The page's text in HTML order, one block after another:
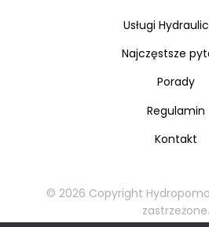
Usługi
Najczęstsze
Porady
Regulamin
Kontakt
© 2026 Copyright
zastrzeżone.